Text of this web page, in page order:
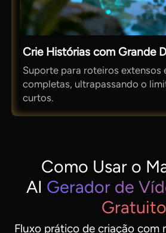
Crie Histórias com Grande
Suporte para roteiros extensos
completas, ultrapassando o
curtos.
Como Usar o
AI Gerador de
Gratuito
Fluxo prático de criação com